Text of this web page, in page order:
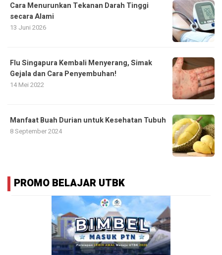
Cara Menurunkan Tekanan Darah Tinggi
secara Alami
13 Juni 2026
Flu Singapura Kembali Menyerang, Simak
Gejala dan Cara Penyembuhan!
14 Mei 2022
Manfaat Buah Durian untuk Kesehatan Tubuh
8 September 2024
PROMO BELAJAR UTBK